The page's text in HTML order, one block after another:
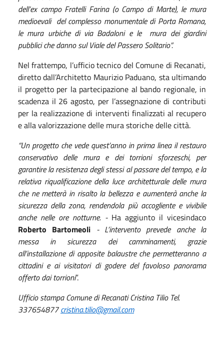
dell’ex campo Fratelli Farina (o Campo di Marte), le mura
medioevali del complesso monumentale di Porta Romana,
le mura urbiche di via Badaloni e le mura dei giardini
pubblici che danno sul Viale del Passero Solitario”.
Nel frattempo, l’ufficio tecnico del Comune di Recanati,
diretto dall’Architetto Maurizio Paduano, sta ultimando
il progetto per la partecipazione al bando regionale, in
scadenza il 26 agosto, per l’assegnazione di contributi
per la realizzazione di interventi finalizzati al recupero
e alla valorizzazione delle mura storiche delle città.
“Un progetto che vede quest’anno in prima linea il restauro
conservativo delle mura e dei torrioni sforzeschi, per
garantire la resistenza degli stessi al passare del tempo, e la
relativa riqualificazione della luce architetturale delle mura
che ne metterà in risalto la bellezza e aumenterà anche la
sicurezza della zona, rendendola più accogliente e vivibile
anche nelle ore notturne. - Ha aggiunto il vicesindaco
Roberto Bartomeoli - L’intervento prevede anche la
messa in sicurezza dei camminamenti, grazie
all’installazione di apposite balaustre che permetteranno a
cittadini e ai visitatori di godere del favoloso panorama
offerto dai torrioni”.
Ufficio stampa Comune di Recanati Cristina Tilio Tel.
337654877cristina.tilio@gmail.com